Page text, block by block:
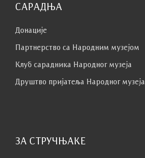
САРАДЊА
Донације
Партнерство са Народним музејoм
Клуб сaрaдникa Народног музеја
Друштво пријатеља Народног музеја
ЗА СТРУЧЊАКЕ